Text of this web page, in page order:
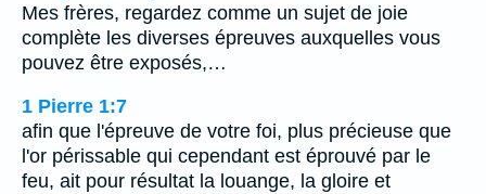
Mes frères, regardez comme un sujet de joie
complète les diverses épreuves auxquelles vous
pouvez être exposés,…
1 Pierre 1:7
afin que l'épreuve de votre foi, plus précieuse que
l'or périssable qui cependant est éprouvé par le
feu, ait pour résultat la louange, la gloire et